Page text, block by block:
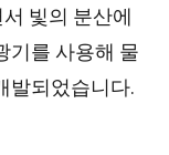
빛의 분산에
기를 사용해 물
발되었습니다.